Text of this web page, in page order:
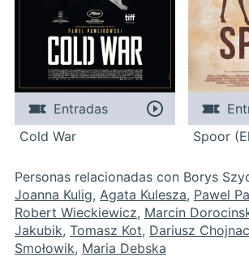
Entradas
Cold War
Spoor
Personas relacionadas con Borys
Joanna Kulig, Agata Kulesza, Pawel
Robert Wieckiewicz, Marcin
Jakubik, Tomasz Kot, Dariusz
Smołowik, Maria Debska